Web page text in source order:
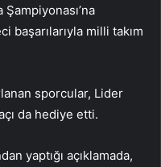
başarılarıyla milli takım
sporcular, Lider
da hediye etti.
yaptığı açıklamada,